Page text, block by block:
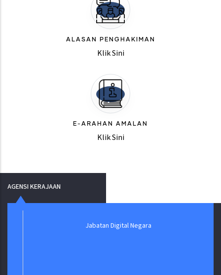
ALASAN PENGHAKIMAN
Klik Sini
E-ARAHAN AMALAN
Klik Sini
AGENSI KERAJAAN
Jabatan Digital Negara